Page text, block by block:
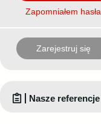
Zapomniałem hasła
Zarejestruj się
Nasze referencje